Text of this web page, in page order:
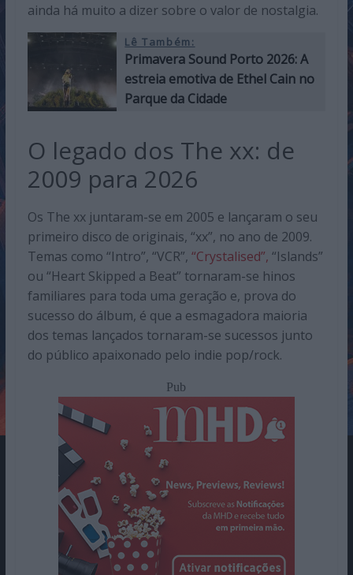
ainda há muito a dizer sobre o valor de nostalgia.
Lê Também:
Primavera Sound Porto 2026: A
estreia emotiva de Ethel Cain no
Parque da Cidade
O legado dos The xx: de
2009 para 2026
Os The xx juntaram-se em 2005 e lançaram o seu
primeiro disco de originais, “xx”, no ano de 2009.
Temas como “Intro”, “VCR”, “Crystalised”, “Islands”
ou “Heart Skipped a Beat” tornaram-se hinos
familiares para toda uma geração e, prova do
sucesso do álbum, é que a esmagadora maioria
dos temas lançados tornaram-se sucessos junto
do público apaixonado pelo indie pop/rock.
Pub